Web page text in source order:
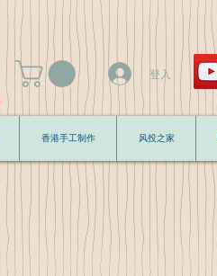
登入
香港手工制作 风投之家